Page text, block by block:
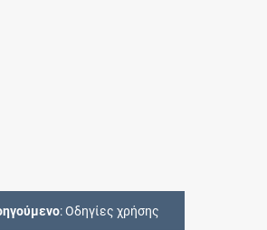
: Οδηγίες χρήσης